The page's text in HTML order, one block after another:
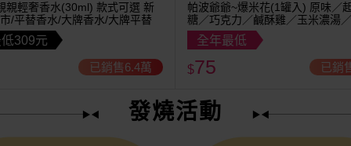
親輕奢香水(30ml) 款式可選 新
/平替香水/大牌香水/大牌平替
309元
已銷售6.4萬
帕波爺爺~爆米花(1罐入) 原味／
糖／巧克力／鹹酥雞／玉米濃湯／
茶 款式可選
全年最低
$75 已銷
發燒活動